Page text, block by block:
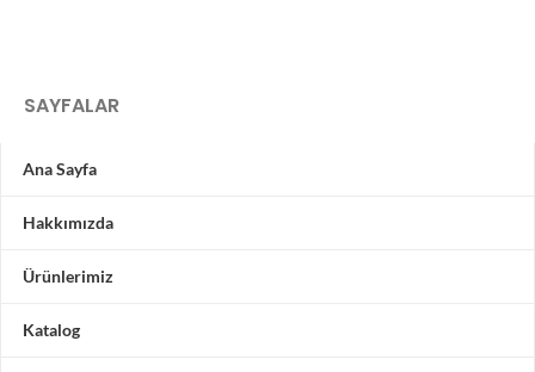
SAYFALAR
Ana Sayfa
Hakkımızda
Ürünlerimiz
Katalog